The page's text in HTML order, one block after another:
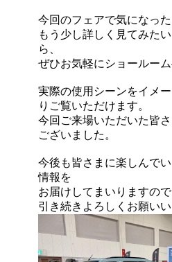
今回のフェアで気になった
もう少し詳しく見てみた
ら、
ぜひお気軽にショールー
実際の使用シーンをイメ
りご覧いただけます。
今回ご来場いただいた皆
ございました。
今後も皆さまに楽しんで
情報を
お届けしてまいりますので
引き続きよろしくお願いい